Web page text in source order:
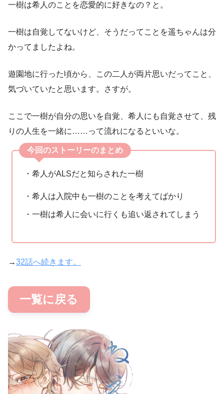
一樹は希人のことを恋愛的に好きなの？と。
一樹は自覚してないけど、そうだってことを遥ちゃんは分
かってましたよね。
遊園地に行った頃から、この二人が両片思いだってこと、
気づいていたと思います。さすが。
ここで一樹が自分の思いを自覚、希人にも自覚させて、残
りの人生を一緒に……って流れになるといいな。
今回のストーリーのまとめ
・希人がALSだと知らされた一樹
・希人は入院中も一樹のことを考えてばかり
・一樹は希人に会いに行くも追い返されてしまう
→32話へ続きます。
一覧に戻る